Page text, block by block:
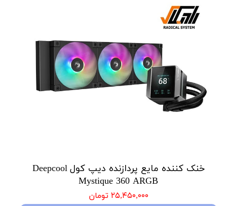
خنک کننده مایع پردازنده دیپ کول Deepcool
Mystique 360 ARGB
۲۵,۴۵۰,۰۰۰ تومان